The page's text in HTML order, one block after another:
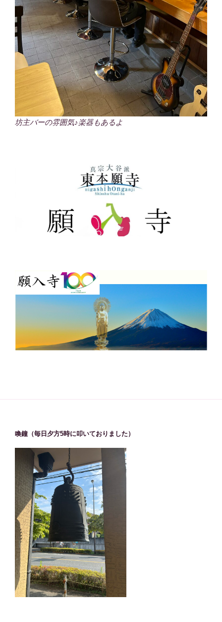
坊主バーの雰囲気♪楽器もあるよ
喚鐘（毎日夕方5時に叩いておりました）